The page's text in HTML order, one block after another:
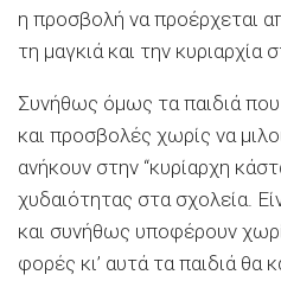
η προσβολή να προέρχεται
τη μαγκιά και την κυριαρχία
Συνήθως όμως τα παιδιά που
και προσβολές χωρίς να
ανήκουν στην “κυρίαρχη
χυδαιότητας στα σχολεία.
και συνήθως υποφέρουν
φορές κι’ αυτά τα παιδιά θα